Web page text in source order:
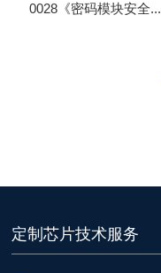
0028《密码模块安全...
定制芯片技术服务